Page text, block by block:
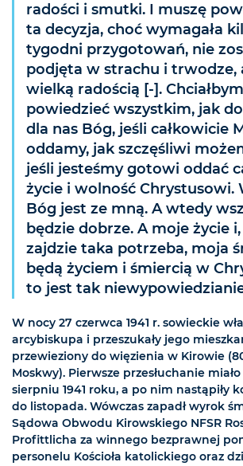
radości i smutki. I muszę
ta decyzja, choć wymagała
tygodni przygotowań, nie
podjęta w strachu i trwodze,
wielką radością [-]. Chciałbym
powiedzieć wszystkim, jak
dla nas Bóg, jeśli całkowicie
oddamy, jak szczęśliwi
jeśli jesteśmy gotowi oddać
życie i wolność Chrystusowi.
Bóg jest ze mną. A wtedy
będzie dobrze. A moje życie
zajdzie taka potrzeba, moja
będą życiem i śmiercią w
to jest tak
W nocy 27 czerwca 1941 r. sowieckie
arcybiskupa i przeszukały jego
przewieziony do więzienia w Kirowie
Moskwy). Pierwsze przesłuchanie
sierpniu 1941 roku, a po nim nastąpiły
do listopada. Wówczas zapadł wyrok
Sądowa Obwodu Kirowskiego NFSR
Profittlicha za winnego bezprawnej
personelu Kościoła katolickiego oraz